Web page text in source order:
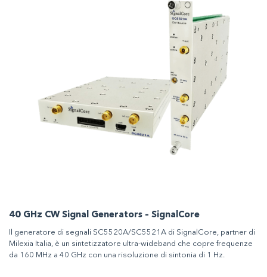
40 GHz CW Signal Generators – SignalCore
Il generatore di segnali SC5520A/SC5521A di SignalCore, partner di
Milexia Italia, è un sintetizzatore ultra-wideband che copre frequenze
da 160 MHz a 40 GHz con una risoluzione di sintonia di 1 Hz.